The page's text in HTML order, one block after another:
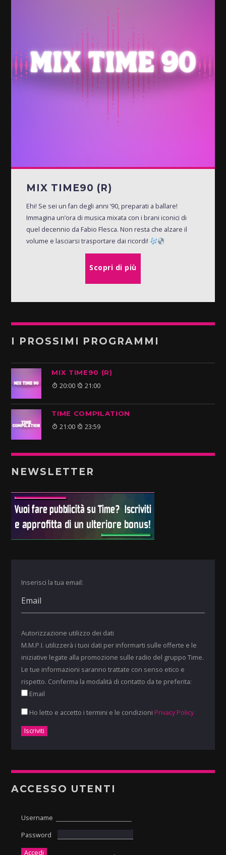
MIX TIME90 (R)
Ehi! Se sei un fan degli anni ’90, preparati a ballare!
Immagina un’ora di musica mixata con i brani iconici di
quel decennio da Fabio Flesca. Non resta che alzare il
volume e lasciarsi trasportare dai ricordi!
Scopri di più
I PROSSIMI PROGRAMMI
MIX TIME90 (R)
20:00 21:00
TIME COMPILATION
21:00 23:59
NEWSLETTER
Inserisci la tua email:
Autorizzazione utilizzo dei dati
M.M.P.I. utilizzerà i tuoi dati per informarti sulle offerte e le
iniziative legate alla promozione sulle radio del gruppo Time.
Le tue informazioni saranno trattate con senso etico e
rispetto. Conferma la modalità di contatto da te preferita:
Email
Ho letto e accetto i termini e le condizioni Privacy Policy
ACCESSO UTENTI
Username
Password